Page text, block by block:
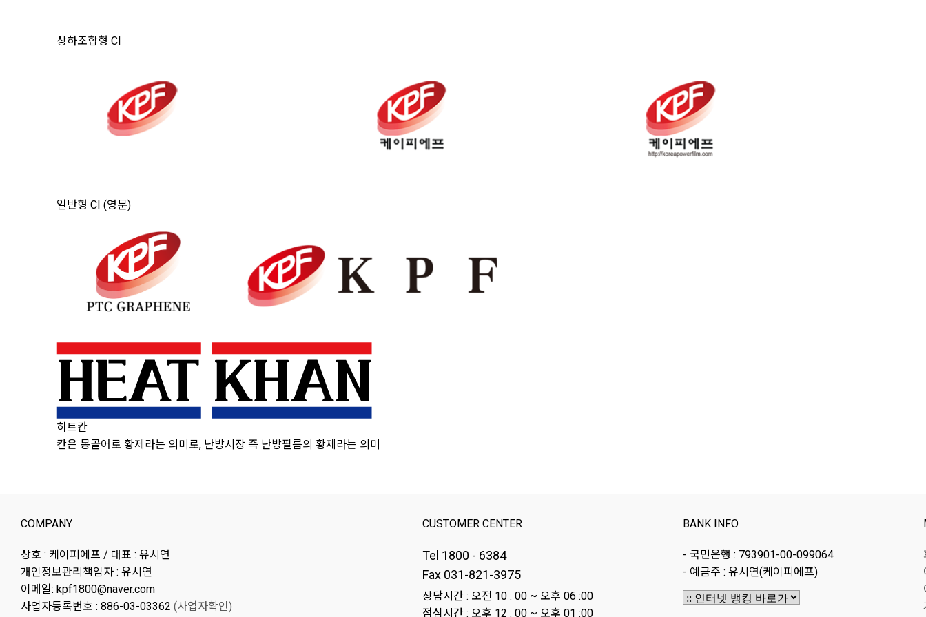
상하조합형 CI
일반형 CI (영문)
히트칸
칸은 몽골어로 황제라는 의미로, 난방시장 즉 난방필름의 황제라는 의미
COMPANY
상호 : 케이피에프 / 대표 : 유시연
개인정보관리책임자 : 유시연
이메일: kpf1800@naver.com
사업자등록번호 : 886-03-03362 (사업자확인)
CUSTOMER CENTER
Tel 1800 - 6384
Fax 031-821-3975
상담시간 : 오전 10 : 00 ~ 오후 06 :00
점심시간 : 오후 12 : 00 ~ 오후 01 :00
BANK INFO
- 국민은행 : 793901-00-099064
- 예금주 : 유시연(케이피에프)